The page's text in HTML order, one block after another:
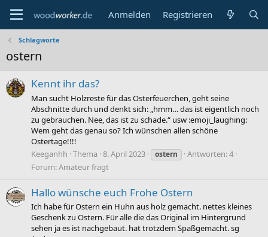
Anmelden Registrieren
Schlagworte
ostern
Kennt ihr das?
Man sucht Holzreste für das Osterfeuerchen, geht seine
Abschnitte durch und denkt sich: „hmm… das ist eigentlich noch
zu gebrauchen. Nee, das ist zu schade.“ usw :emoji_laughing:
Wem geht das genau so? Ich wünschen allen schöne
Ostertage!!!!
Keeganhh Thema 8. April 2023 ostern
Antworten: 4
Forum:Amateur fragt
Hallo wünsche euch Frohe Ostern
Ich habe für Ostern ein Huhn aus holz gemacht. nettes kleines
Geschenk zu Ostern. Für alle die das Original im Hintergrund
sehen ja es ist nachgebaut. hat trotzdem Spaßgemacht. sg